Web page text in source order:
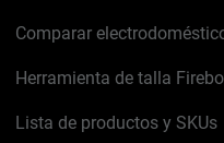
Comparar
Herramienta de talla
Lista de productos y SKUs